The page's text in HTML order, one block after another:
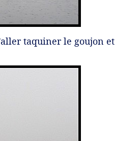
taquiner le goujon et